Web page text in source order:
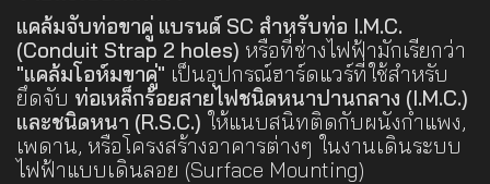
แคล้มจับท่อขาคู่ แบรนด์ SC สำหรับท่อ I.M.C.
(Conduit Strap 2 holes) หรือที่ช่างไฟฟ้ามักเรียกว่า
"แคล้มโอห์มขาคู่" เป็นอุปกรณ์ฮาร์ดแวร์ที่ใช้สำหรับ
ยึดจับ ท่อเหล็กร้อยสายไฟชนิดหนาปานกลาง (I.M.C.)
และชนิดหนา (R.S.C.) ให้แนบสนิทติดกับผนังกำแพง,
เพดาน, หรือโครงสร้างอาคารต่างๆ ในงานเดินระบบ
ไฟฟ้าแบบเดินลอย (Surface Mounting)